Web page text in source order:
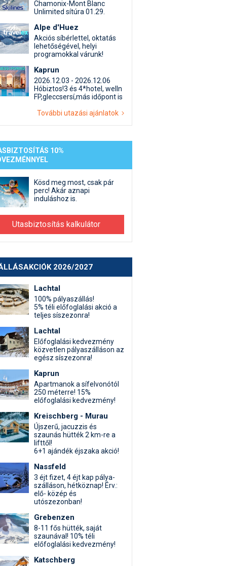
Termékkereső
egyéb síeléshez kapcsolódó téma
kapcsolatos kérdések és válaszok
beszélgetések
Chamonix-Mont Blanc
Unlimited sítúra 01.29.
Alpe d'Huez
Akciós síbérlettel, oktatás
lehetőségével, helyi
programokkal várunk!
Kaprun
2026.12.03 - 2026.12.06
Hóbiztos!3 és 4*hotel, welln
FP,gleccsersí,más időpont is
További utazási ajánlatok
10%
Kösd meg most, csak pár
perc! Akár aznapi
induláshoz is.
Utasbiztosítás kalkulátor
2026/2027
Lachtal
100% pályaszállás!
5% téli előfoglalási akció a
teljes síszezonra!
Lachtal
Előfoglalási kedvezmény
közvetlen pályaszálláson az
egész síszezonra!
Kaprun
Apartmanok a sífelvonótól
250 méterre! 15%
előfoglalási kedvezmény!
Kreischberg - Murau
Újszerű, jacuzzis és
szaunás hütték 2 km-re a
lifttől!
6+1 ajándék éjszaka akció!
Nassfeld
3 éjt fizet, 4 éjt kap pálya-
szálláson, hétköznap! Érv.:
elő- közép és
utószezonban!
Grebenzen
8-11 fős hütték, saját
szaunával! 10% téli
előfoglalási kedvezmény!
Katschberg